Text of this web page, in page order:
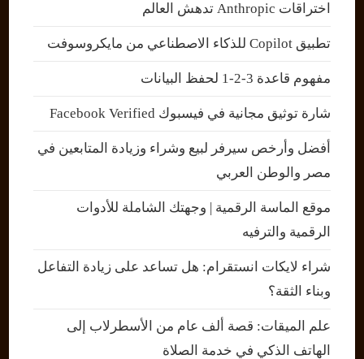
اختراقات Anthropic تدهش العالم
تطبيق Copilot للذكاء الاصطناعي من مايكروسوفت
مفهوم قاعدة 3-2-1 لحفظ البيانات
شارة توثيق مجانية في فيسبوك Facebook Verified
أفضل وأرخص سيرفر لبيع وشراء وزيادة المتابعين في
مصر والوطن العربي
موقع الماسة الرقمية | وجهتك الشاملة للأدوات
الرقمية والترفيه
شراء لايكات انستقرام: هل تساعد على زيادة التفاعل
وبناء الثقة؟
علم الميقات: قصة ألف عام من الأسطرلاب إلى
الهاتف الذكي في خدمة الصلاة